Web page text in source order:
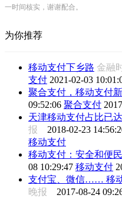
一时间核实，谢谢配合。
为你推荐
移动支付下乡路 金融
支付 2021-02-03
聚合支付，移动支付
09:52:06 聚合支付
天津移动支付占比已
报 2018-02-23
移动支付
移动支付：安全和便
08 10:29:47 移动支付
支付宝、微信…… 移
晚报 2017-08-24